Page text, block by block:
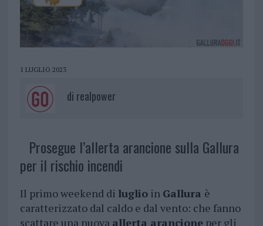
1 LUGLIO 2023
di realpower
Prosegue l’allerta arancione sulla Gallura
per il rischio incendi
Il primo weekend di luglioin Gallura è
caratterizzato dal caldo e dal vento: che fanno
scattare una nuova allerta arancioneper gli